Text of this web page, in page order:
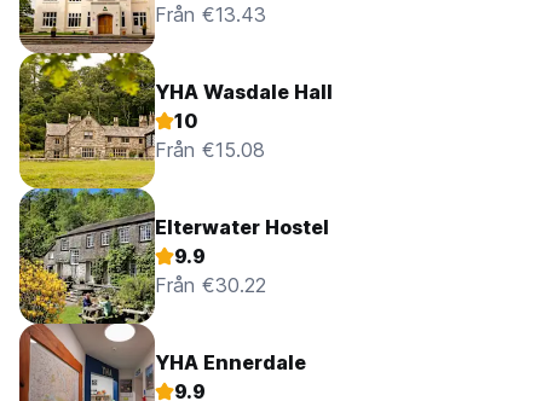
Från €13.43
YHA Wasdale Hall
10
Från €15.08
Elterwater Hostel
9.9
Från €30.22
YHA Ennerdale
9.9